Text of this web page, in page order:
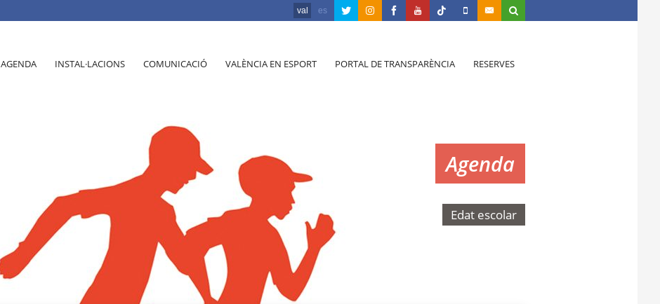
val es
AGENDA INSTAL·LACIONS COMUNICACIÓ VALÈNCIA EN ESPORT PORTAL DE TRANSPARÈNCIA RESERVES
Agenda
Edat escolar